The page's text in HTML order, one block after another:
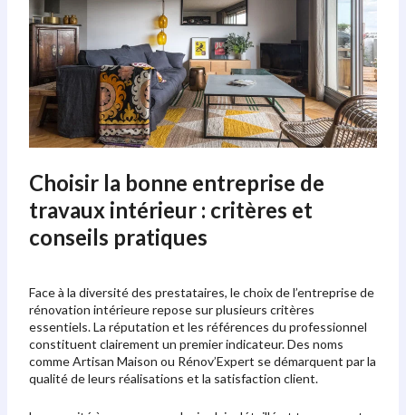
Choisir la bonne entreprise de
travaux intérieur : critères et
conseils pratiques
Face à la diversité des prestataires, le choix de l’entreprise de
rénovation intérieure repose sur plusieurs critères
essentiels. La réputation et les références du professionnel
constituent clairement un premier indicateur. Des noms
comme Artisan Maison ou Rénov’Expert se démarquent par la
qualité de leurs réalisations et la satisfaction client.